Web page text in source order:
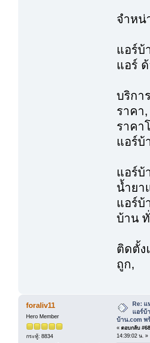
จำหน่
แอร์บ้
แอร์
บริกา
ราคา
ราคา
แอร์บ้
แอร์บ้
น้ำยา
แอร์บ้
บ้าน
ติดตั้ง
ถูก,
foraliv11
Hero Member
กระทู้: 8834
Re: แ
แอร์บ้
บ้าน.com พ
« ตอบกลับ
14:39:02 น. »